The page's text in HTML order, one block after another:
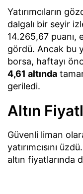
Yatırımcıların
dalgalı bir seyir
14.265,67 puanı,
gördü. Ancak bu
borsa, haftayı
4,61 altında
geriledi.
Altın
Güvenli liman
yatırımcısını
altın fiyatlarında